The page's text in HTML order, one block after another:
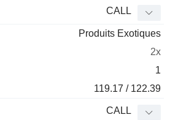
CALL
Produits Exotiques
2x
1
119.17 / 122.39
CALL